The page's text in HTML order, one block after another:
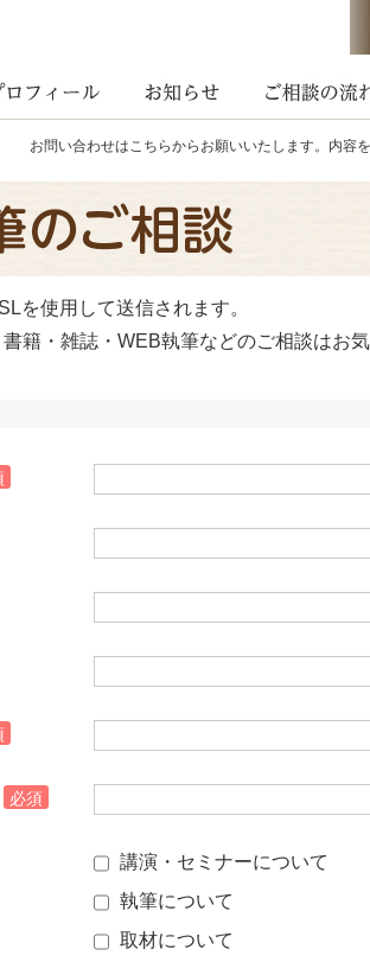
お問い合わせはこちらからお願いいたします。内容
を使用して送信されます。
籍・雑誌・WEB執筆などのご相談はお
必須
講演・セミナーについて
執筆について
取材について